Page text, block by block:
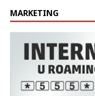
MARKETING